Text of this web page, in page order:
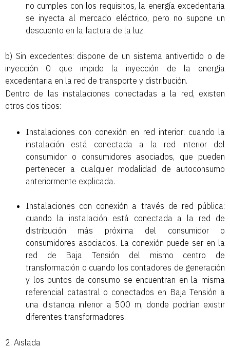
no cumples con los requisitos, la energía excedentaria
se inyecta al mercado eléctrico, pero no supone un
descuento en la factura de la luz.
b) Sin excedentes: dispone de un sistema antivertido o de
inyección 0 que impide la inyección de la energía
excedentaria en la red de transporte y distribución.
Dentro de las instalaciones conectadas a la red, existen
otros dos tipos:
Instalaciones con conexión en red interior: cuando la
instalación está conectada a la red interior del
consumidor o consumidores asociados, que pueden
pertenecer a cualquier modalidad de autoconsumo
anteriormente explicada.
Instalaciones con conexión a través de red pública:
cuando la instalación está conectada a la red de
distribución más próxima del consumidor o
consumidores asociados. La conexión puede ser en la
red de Baja Tensión del mismo centro de
transformación o cuando los contadores de generación
y los puntos de consumo se encuentran en la misma
referencial catastral o conectados en Baja Tensión a
una distancia inferior a 500 m, donde podrían existir
diferentes transformadores.
2. Aislada